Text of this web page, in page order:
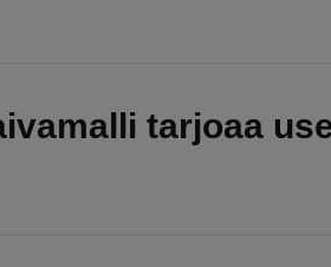
tarjoaa